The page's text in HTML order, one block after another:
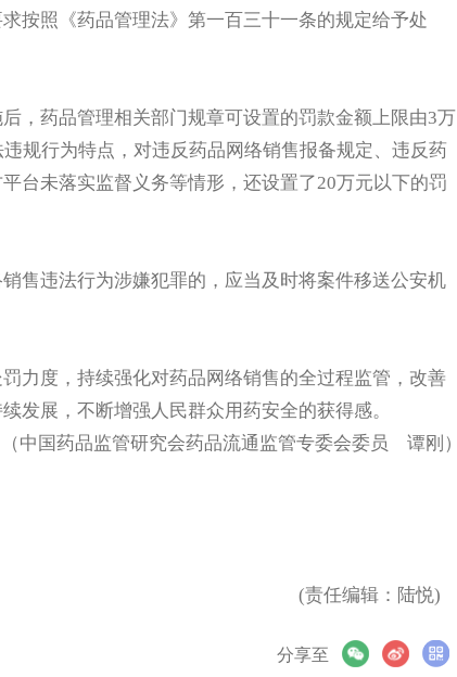
按照《药品管理法》第一百三十一条的规定给予处
，药品管理相关部门规章可设置的罚款金额上限由3万
规行为特点，对违反药品网络销售报备规定、违反药
台未落实监督义务等情形，还设置了20万元以下的罚
售违法行为涉嫌犯罪的，应当及时将案件移送公安机
力度，持续强化对药品网络销售的全过程监管，改善
发展，不断增强人民群众用药安全的获得感。
（中国药品监管研究会药品流通监管专委会委员 谭刚）
(责任编辑：陆悦)
分享至